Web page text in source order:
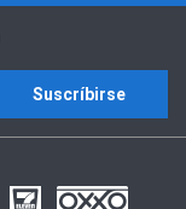
Suscríbirse